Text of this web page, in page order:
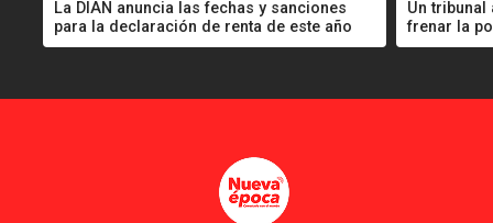
La DIAN anuncia las fechas y sanciones
para la declaración de renta de este año
Un tribunal
frenar la